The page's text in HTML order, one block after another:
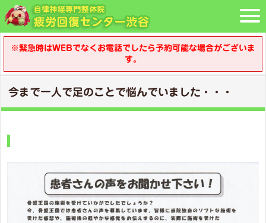
※緊急時はWEBでなくお電話でしたら予約可能な場合がございま
す。
今まで一人で足のことで悩んでいました・・・